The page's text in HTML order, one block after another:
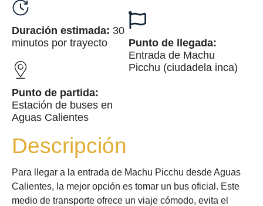
Duración estimada: 30
minutos por trayecto
Punto de partida:
Estación de buses en
Aguas Calientes
Punto de llegada:
Entrada de Machu
Picchu (ciudadela inca)
Descripción
Para llegar a la entrada de Machu Picchu desde Aguas
Calientes, la mejor opción es tomar un bus oficial. Este
medio de transporte ofrece un viaje cómodo, evita el